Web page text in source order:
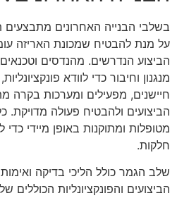
בשלבי הבנייה האחרונים מתבצעים
על מנת להבטיח שמכונת האריזה
הביצוע הנדרשים. מהנדסים
מנגנון וחיבור כדי לוודא
חיישנים, מפעילים ומערכות בקרה
הביצועים ולהבטיח פעולה מדויקת.
מטופלות ומתוקנות באופן מיידי כדי
חלקות.
שלב הגמר כולל הליכי בדיקה
הביצועים והפונקציונליות הכוללים